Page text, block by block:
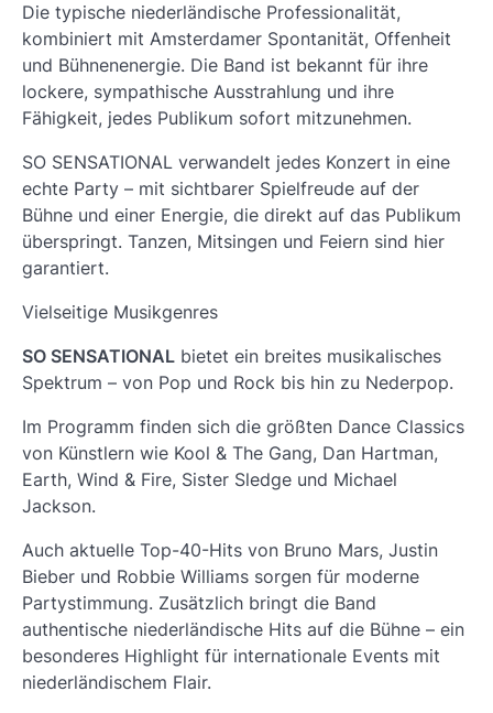
Die typische niederländische Professionalität,
kombiniert mit Amsterdamer Spontanität, Offenheit
und Bühnenenergie. Die Band ist bekannt für ihre
lockere, sympathische Ausstrahlung und ihre
Fähigkeit, jedes Publikum sofort mitzunehmen.
SO SENSATIONAL verwandelt jedes Konzert in eine
echte Party – mit sichtbarer Spielfreude auf der
Bühne und einer Energie, die direkt auf das Publikum
überspringt. Tanzen, Mitsingen und Feiern sind hier
garantiert.
Vielseitige Musikgenres
SO SENSATIONAL bietet ein breites musikalisches
Spektrum – von Pop und Rock bis hin zu Nederpop.
Im Programm finden sich die größten Dance Classics
von Künstlern wie Kool & The Gang, Dan Hartman,
Earth, Wind & Fire, Sister Sledge und Michael
Jackson.
Auch aktuelle Top-40-Hits von Bruno Mars, Justin
Bieber und Robbie Williams sorgen für moderne
Partystimmung. Zusätzlich bringt die Band
authentische niederländische Hits auf die Bühne – ein
besonderes Highlight für internationale Events mit
niederländischem Flair.